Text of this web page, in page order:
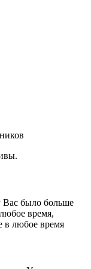
Вас было больше
время,
в любое время